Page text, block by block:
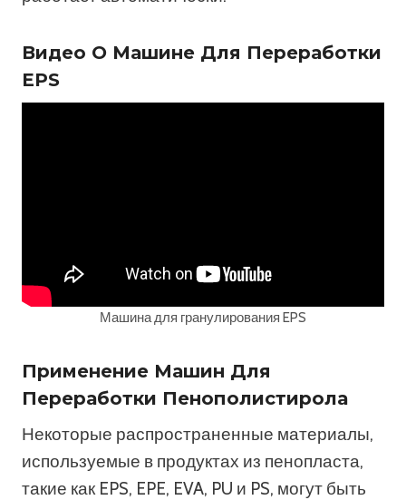
Видео О Машине Для Переработки
EPS
Машина для гранулирования EPS
Применение Машин Для
Переработки Пенополистирола
Некоторые распространенные материалы,
используемые в продуктах из пенопласта,
такие как EPS, EPE, EVA, PU и PS, могут быть